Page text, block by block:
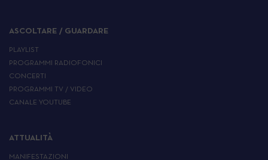
ASCOLTARE / GUARDARE
PLAYLIST
PROGRAMMI RADIOFONICI
CONCERTI
PROGRAMMI TV / VIDEO
CANALE YOUTUBE
ATTUALITÀ
MANIFESTAZIONI